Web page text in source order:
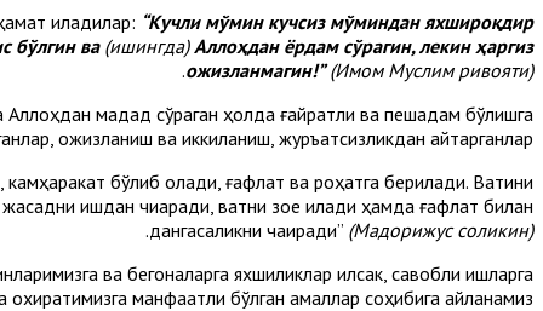
қиладилар: “Кучли мўмин кучсиз мўминдан яхшироқдир
бўлгин ва (ишингда)Аллоҳдан ёрдам сўрагин, лекин ҳаргиз
ожизланмагин!” (Имом Муслим ривояти)
.
мадад сўраган ҳолда ғайратли ва пешқадам бўлишга
ожизланиш ва иккиланиш, журъатсизликдан қайтарганлар.
бўлиб қолади, ғафлат ва роҳатга берилади. Вақтини
ишдан чиқаради, вақтни зое қилади ҳамда ғафлат билан
дангасаликни чақиради” (Мадорижус соликин)
.
ва бегоналарга яхшиликлар қилсак, савобли ишларга
манфаатли бўлган амаллар соҳибига айланамиз.